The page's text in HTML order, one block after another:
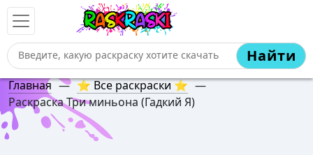
Найти
Главная — ⭐ Все раскраски ⭐ —
Раскраска Три миньона (Гадкий Я)